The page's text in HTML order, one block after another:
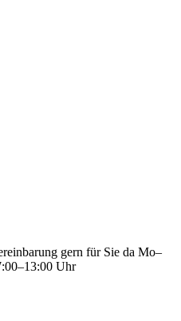
gern für Sie da Mo–
Uhr